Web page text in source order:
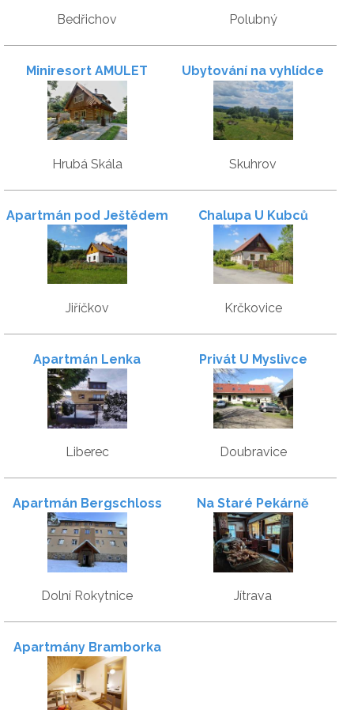
Bedřichov Polubný
Miniresort AMULET
Hrubá Skála
Ubytování na vyhlídce
Skuhrov
Apartmán pod Ještědem
Jiříčkov
Chalupa U Kubců
Krčkovice
Apartmán Lenka
Liberec
Privát U Myslivce
Doubravice
Apartmán Bergschloss
Dolní Rokytnice
Na Staré Pekárně
Jítrava
Apartmány Bramborka